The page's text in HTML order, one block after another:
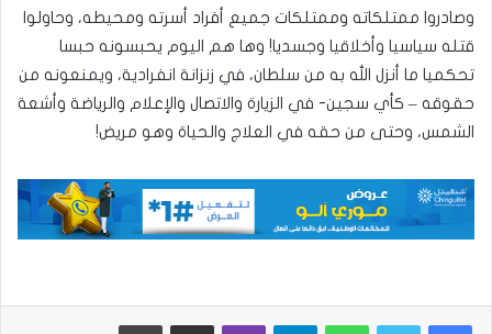
وصادروا ممتلكاته وممتلكات جميع أفراد أسرته ومحيطه، وحاولوا
قتله سياسيا وأخلاقيا وجسديا! وها هم اليوم يحبسونه حبسا
تحكميا ما أنزل الله به من سلطان، في زنزانة انفرادية، ويمنعونه من
حقوقه – كأي سجين- في الزيارة والاتصال والإعلام والرياضة وأشعة
الشمس، وحتى من حقه في العلاج والحياة وهو مريض!
واتساب تيلقرام ڤايبر مشاركة عبر البريد طباعة